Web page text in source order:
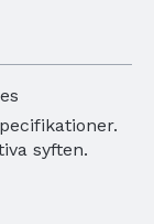
syften.